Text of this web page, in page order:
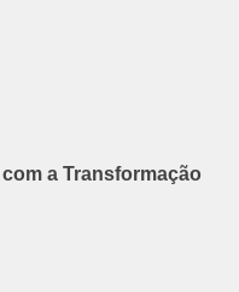
a Transformação